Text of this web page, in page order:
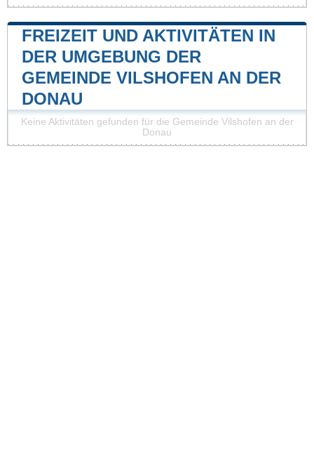
FREIZEIT UND AKTIVITÄTEN IN
DER UMGEBUNG DER
GEMEINDE VILSHOFEN AN DER
DONAU
Keine Aktivitäten gefunden für die Gemeinde Vilshofen an der
Donau